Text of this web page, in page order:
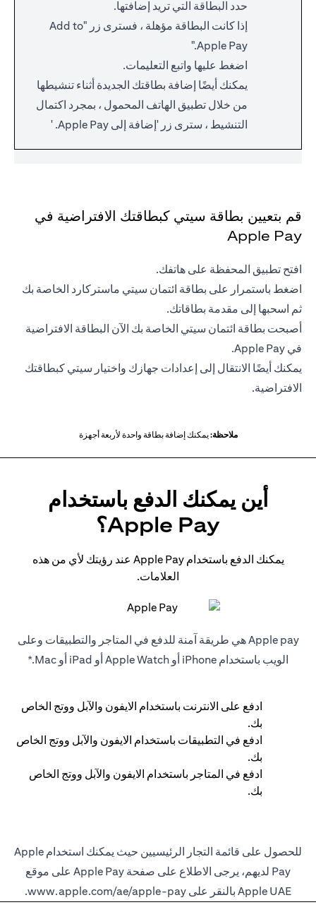
حدد البطاقة التي تريد إضافتها.
إذا كانت البطاقة مؤهلة ، فسترى زر "Add to
Apple Pay."
اضغط عليها واتبع التعليمات.
يمكنك أيضًا إضافة بطاقتك الجديدة أثناء تنشيطها
من خلال تطبيق الهاتف المحمول ، بمجرد اكتمال
التنشيط ، سترى زر 'إضافة إلى Apple Pay. '
قم بتعيين بطاقة سيتي كبطاقتك الافتراضية في
Apple Pay
افتح تطبيق المحفظة على هاتفك.
اضغط باستمرار على بطاقة ائتمان سيتي ماستركارد الخاصة بك
ثم اسحبها إلى مقدمة بطاقاتك.
أصبحت بطاقة ائتمان سيتي الخاصة بك الآن البطاقة الافتراضية
في Apple Pay.
يمكنك أيضًا الانتقال إلى إعدادات جهازك واختيار سيتي كبطاقتك
الافتراضية.
ملاحظة:يمكنك إضافة بطاقة واحدة لأربعة أجهزة
أين يمكنك الدفع باستخدام
Apple Pay؟
يمكنك الدفع باستخدام Apple Pay عند رؤيتك لأي من هذه
العلامات.
Apple pay هي طريقة آمنة للدفع في المتاجر والتطبيقات وعلى
الويب باستخدام iPhone أو Apple Watch أو iPad أو Mac.*
ادفع على الانترنت باستخدام الايفون والآبل ووتج الخاص
بك.
ادفع في التطبيقات باستخدام الايفون والآبل ووتج الخاص
بك.
ادفع في المتاجر باستخدام الايفون والآبل ووتج الخاص
بك.
للحصول على قائمة التجار الرئيسيين حيث يمكنك استخدام Apple
Pay لديهم، يرجى الاطلاع على صفحة Apple Pay على موقع
Apple UAE بالنقر على
www.apple.com/ae/apple-pay
.